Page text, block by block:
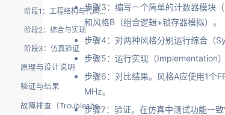
阶段1：工程结构与代码编写
阶段2：综合与实现
阶段3：仿真验证
原理与设计说明
验证与结果
故障排查（Troubleshooting）
步骤3：编写一个简单的计数器模块
和风格B（组合逻辑+锁存器模拟）。
步骤4：对两种风格分别运行综合（
步骤5：运行实现（Implementation
步骤6：对比结果。风格A应使用1个
MHz。
步骤7：验证。在仿真中测试功能一